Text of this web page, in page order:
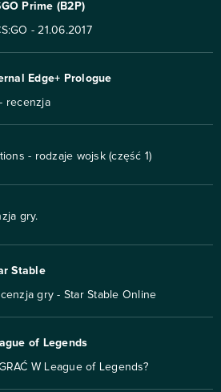
Prime (B2P)
- 21.06.2017
Edge+ Prologue
recenzja
- rodzaje wojsk (część 1)
gry.
Stable
gry - Star Stable Online
of Legends
W League of Legends?